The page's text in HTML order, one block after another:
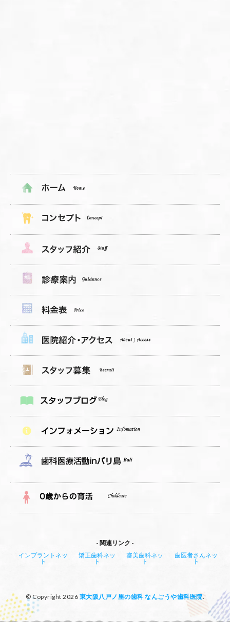
関連リンク
インプラントネッ
ト
矯正歯科ネッ
ト
審美歯科ネッ
ト
歯医者さんネッ
ト
© Copyright 2026 東大阪八戸ノ里の歯科 なんごうや歯科医院.